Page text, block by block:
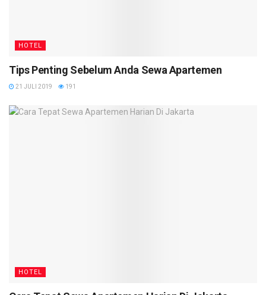
HOTEL
Tips Penting Sebelum Anda Sewa Apartemen
21 JULI 2019 191
HOTEL